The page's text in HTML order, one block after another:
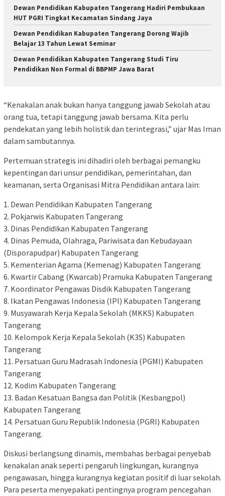
Dewan Pendidikan Kabupaten Tangerang Hadiri Pembukaan
HUT PGRI Tingkat Kecamatan Sindang Jaya
Dewan Pendidikan Kabupaten Tangerang Dorong Wajib
Belajar 13 Tahun Lewat Seminar
Dewan Pendidikan Kabupaten Tangerang Studi Tiru
Pendidikan Non Formal di BBPMP Jawa Barat
“Kenakalan anak bukan hanya tanggung jawab Sekolah atau
orang tua, tetapi tanggung jawab bersama. Kita perlu
pendekatan yang lebih holistik dan terintegrasi,” ujar Mas Iman
dalam sambutannya.
Pertemuan strategis ini dihadiri oleh berbagai pemangku
kepentingan dari unsur pendidikan, pemerintahan, dan
keamanan, serta Organisasi Mitra Pendidikan antara lain:
1. Dewan Pendidikan Kabupaten Tangerang
2. Pokjarwis Kabupaten Tangerang
3. Dinas Pendidikan Kabupaten Tangerang
4. Dinas Pemuda, Olahraga, Pariwisata dan Kebudayaan
(Disporapudpar) Kabupaten Tangerang
5. Kementerian Agama (Kemenag) Kabupaten Tangerang
6. Kwartir Cabang (Kwarcab) Pramuka Kabupaten Tangerang
7. Koordinator Pengawas Disdik Kabupaten Tangerang
8. Ikatan Pengawas Indonesia (IPI) Kabupaten Tangerang
9. Musyawarah Kerja Kepala Sekolah (MKKS) Kabupaten
Tangerang
10. Kelompok Kerja Kepala Sekolah (K3S) Kabupaten
Tangerang
11. Persatuan Guru Madrasah Indonesia (PGMI) Kabupaten
Tangerang
12. Kodim Kabupaten Tangerang
13. Badan Kesatuan Bangsa dan Politik (Kesbangpol)
Kabupaten Tangerang
14. Persatuan Guru Republik Indonesia (PGRI) Kabupaten
Tangerang.
Diskusi berlangsung dinamis, membahas berbagai penyebab
kenakalan anak seperti pengaruh lingkungan, kurangnya
pengawasan, hingga kurangnya kegiatan positif di luar sekolah.
Para peserta menyepakati pentingnya program pencegahan